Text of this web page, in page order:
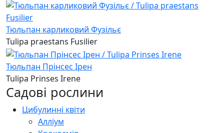
Тюльпан карликовий Фузільє
Tulipa praestans Fusilier
Тюльпан Прінсес Ірен
Tulipa Prinses Irene
Садові рослини
Цибулинні квіти
Алліум